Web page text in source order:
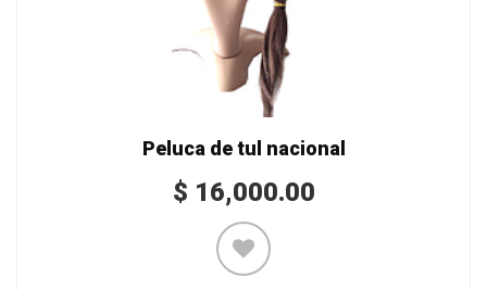
Peluca de tul nacional
$ 16,000.00